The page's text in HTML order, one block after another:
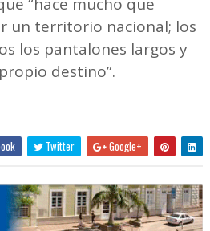
un territorio nacional; los
los pantalones largos y
destino”.
Twitter Google+